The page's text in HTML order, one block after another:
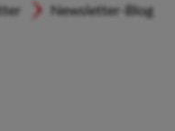
Newsletter-Blog